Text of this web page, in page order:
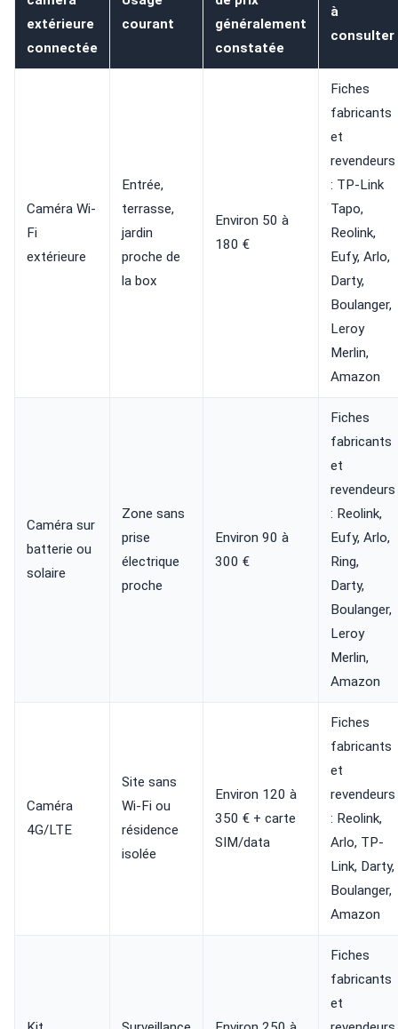
extérieure
connectée
courant
généralement
constatée
à
consulter
Caméra Wi-
Fi
extérieure
Entrée,
terrasse,
jardin
proche de
la box
Environ 50 à
180 €
Fiches
fabricants
et
revendeurs
: TP-Link
Tapo,
Reolink,
Eufy, Arlo,
Darty,
Boulanger,
Leroy
Merlin,
Amazon
Caméra sur
batterie ou
solaire
Zone sans
prise
électrique
proche
Environ 90 à
300 €
Fiches
fabricants
et
revendeurs
: Reolink,
Eufy, Arlo,
Ring,
Darty,
Boulanger,
Leroy
Merlin,
Amazon
Caméra
4G/LTE
Site sans
Wi-Fi ou
résidence
isolée
Environ 120 à
350 € + carte
SIM/data
Fiches
fabricants
et
revendeurs
: Reolink,
Arlo, TP-
Link, Darty,
Boulanger,
Amazon
Fiches
fabricants
et